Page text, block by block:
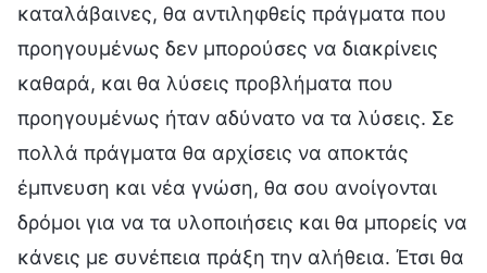
καταλάβαινες, θα αντιληφθείς πράγματα που
προηγουμένως δεν μπορούσες να διακρίνεις
καθαρά, και θα λύσεις προβλήματα που
προηγουμένως ήταν αδύνατο να τα λύσεις. Σε
πολλά πράγματα θα αρχίσεις να αποκτάς
έμπνευση και νέα γνώση, θα σου ανοίγονται
δρόμοι για να τα υλοποιήσεις και θα μπορείς να
κάνεις με συνέπεια πράξη την αλήθεια. Έτσι θα